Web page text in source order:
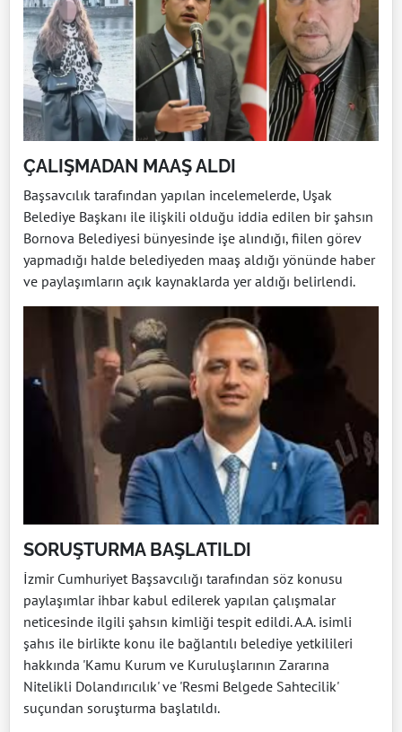
ÇALIŞMADAN MAAŞ ALDI
Başsavcılık tarafından yapılan incelemelerde, Uşak
Belediye Başkanı ile ilişkili olduğu iddia edilen bir şahsın
Bornova Belediyesi bünyesinde işe alındığı, fiilen görev
yapmadığı halde belediyeden maaş aldığı yönünde haber
ve paylaşımların açık kaynaklarda yer aldığı belirlendi.
SORUŞTURMA BAŞLATILDI
İzmir Cumhuriyet Başsavcılığı tarafından söz konusu
paylaşımlar ihbar kabul edilerek yapılan çalışmalar
neticesinde ilgili şahsın kimliği tespit edildi. A.A. isimli
şahıs ile birlikte konu ile bağlantılı belediye yetkilileri
hakkında 'Kamu Kurum ve Kuruluşlarının Zararına
Nitelikli Dolandırıcılık' ve 'Resmi Belgede Sahtecilik'
suçundan soruşturma başlatıldı.